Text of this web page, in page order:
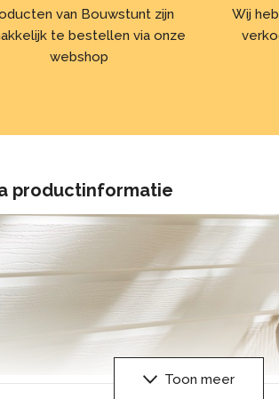
van Bouwstunt zijn
te bestellen via onze
webshop
Wij
productinformatie
Toon meer